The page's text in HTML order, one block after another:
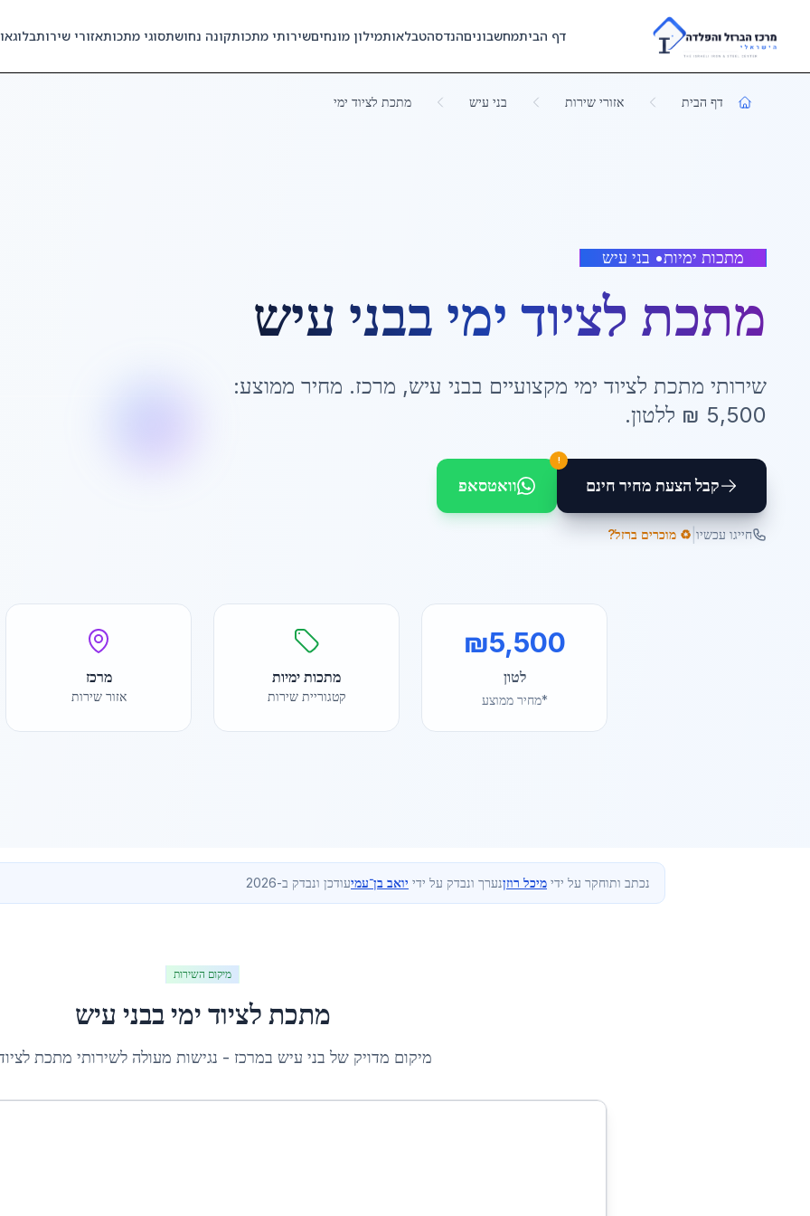
Skip to main content
דף הביתמחשבוניםהנדסהטבלאותמילון מונחיםשירותי מתכותקונה נחושתסוגי מתכותאזורי שירותבלוג
דף הבית אזורי שירות בני עיש מתכת לציוד ימי
מתכות ימיות• בני עיש
מתכת לציוד ימי בבני עיש
שירותי מתכת לציוד ימי מקצועיים בבני עיש, מרכז. מחיר ממוצע:
5,500 ₪ ללטון.
קבל הצעת מחיר חינם
!
וואטסאפ
חייגו עכשיו ♻️ מוכרים ברזל?
₪5,500
לטון
*מחיר ממוצע
מתכות ימיות
קטגוריית שירות
מרכז
אזור שירות
נכתב ותוחקר על ידי מיכל רוזןנערך ונבדק על ידי יואב בן־עמיעודכן ונבדק ב-2026
מיקום השירות
מתכת לציוד ימיבבני עיש
מיקום מדויק של בני עיש במרכז - נגישות מעולה לשירותי מתכת